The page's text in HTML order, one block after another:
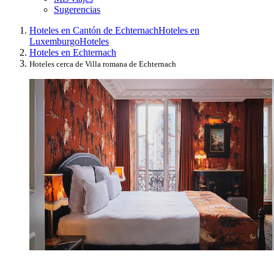
Sugerencias
Hoteles en Cantón de EchternachHoteles en
LuxemburgoHoteles
Hoteles en Echternach
Hoteles cerca de Villa romana de Echternach